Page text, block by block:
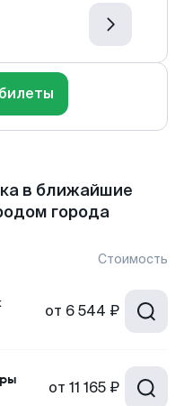
в ближайшие
города
Стоимость
от 6 544 ₽
от 11 165 ₽